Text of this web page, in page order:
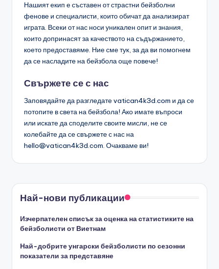
Нашият екип е съставен от страстни бейзболни
фенове и специалисти, които обичат да анализират
играта. Всеки от нас носи уникален опит и знания,
които допринасят за качеството на съдържанието,
което предоставяме. Ние сме тук, за да ви помогнем
да се насладите на бейзбола още повече!
Свържете се с нас
Заповядайте да разгледате vatican4k3d.com и да се
потопите в света на бейзбола! Ако имате въпроси
или искате да споделите своите мисли, не се
колебайте да се свържете с нас на
hello@vatican4k3d.com . Очакваме ви!
Най-нови публикации
Изчерпателен списък за оценка на статистиките на
бейзболисти от Виетнам
Най-добрите унгарски бейзболисти по сезонни
показатели за представяне